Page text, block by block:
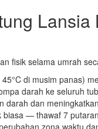
fisik selama umrah
di musim panas)
darah ke seluruh
darah dan
biasa — thawaf 7
zona waktu